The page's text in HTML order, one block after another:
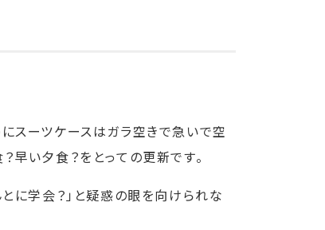
スーツケースはガラ空きで急いで空
早い夕食？をとっての更新です。
に学会？」と疑惑の眼を向けられな